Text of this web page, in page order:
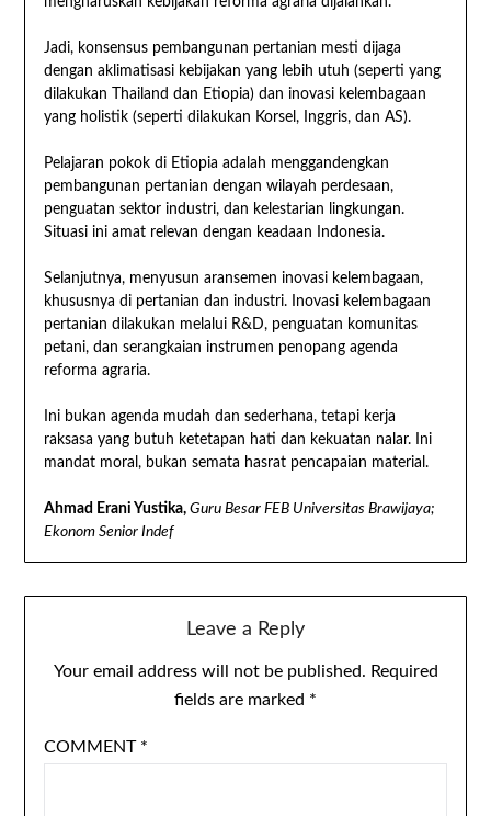
Jadi, konsensus pembangunan pertanian mesti dijaga
dengan aklimatisasi kebijakan yang lebih utuh (seperti yang
dilakukan Thailand dan Etiopia) dan inovasi kelembagaan
yang holistik (seperti dilakukan Korsel, Inggris, dan AS).
Pelajaran pokok di Etiopia adalah menggandengkan
pembangunan pertanian dengan wilayah perdesaan,
penguatan sektor industri, dan kelestarian lingkungan.
Situasi ini amat relevan dengan keadaan Indonesia.
Selanjutnya, menyusun aransemen inovasi kelembagaan,
khususnya di pertanian dan industri. Inovasi kelembagaan
pertanian dilakukan melalui R&D, penguatan komunitas
petani, dan serangkaian instrumen penopang agenda
reforma agraria.
Ini bukan agenda mudah dan sederhana, tetapi kerja
raksasa yang butuh ketetapan hati dan kekuatan nalar. Ini
mandat moral, bukan semata hasrat pencapaian material.
Ahmad Erani Yustika, Guru Besar FEB Universitas Brawijaya;
Ekonom Senior Indef
Leave a Reply
Your email address will not be published. Required
fields are marked *
COMMENT *